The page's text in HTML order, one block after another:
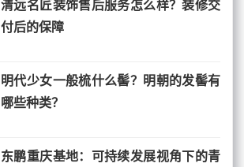
清远名匠装饰售后服务怎么样？装修交
付后的保障
明代少女一般梳什么髻？明朝的发髻有
哪些种类？
东鹏重庆基地：可持续发展视角下的青